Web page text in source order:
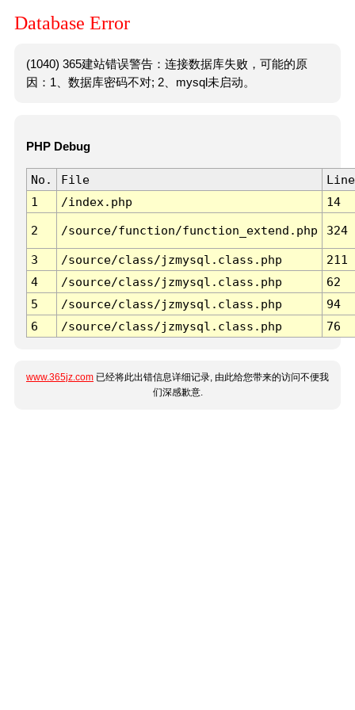
Database Error
(1040) 365建站错误警告：连接数据库失败，可能的原
因：1、数据库密码不对; 2、mysql未启动。
PHP Debug
No. File
Line
1
/index.php 14
2 /source/function/function_extend.php 324
3 /source/class/jzmysql.class.php
211
4
/source/class/jzmysql.class.php
62
5
/source/class/jzmysql.class.php
94
6
/source/class/jzmysql.class.php 76
www.365jz.com 已经将此出错信息详细记录, 由此给您带来的访问不便我
们深感歉意.